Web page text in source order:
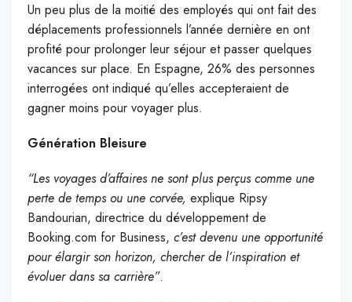
Un peu plus de la moitié des employés qui ont fait des
déplacements professionnels l’année dernière en ont
profité pour prolonger leur séjour et passer quelques
vacances sur place. En Espagne, 26% des personnes
interrogées ont indiqué qu’elles accepteraient de
gagner moins pour voyager plus.
Génération Bleisure
“Les voyages d’affaires ne sont plus perçus comme une
perte de temps ou une corvée, explique Ripsy
Bandourian, directrice du développement de
Booking.com for Business, c’est devenu une opportunité
pour élargir son horizon, chercher de l’inspiration et
évoluer dans sa carrière”.